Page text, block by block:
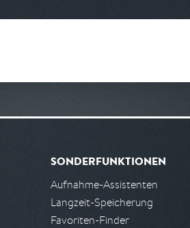
SONDERFUNKTIONEN
Aufnahme-Assistenten
Langzeit-Speicherung
Favoriten-Finder